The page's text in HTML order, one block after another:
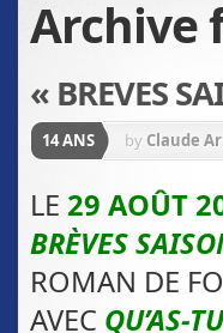
Archive
« BREVES
14 ANS by Claude
LE 29 AOÛT
BRÈVES
ROMAN DE
AVEC QU’AS-